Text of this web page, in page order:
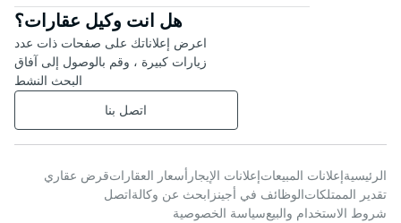
هل انت وكيل عقارات؟
اعرض إعلاناتك على صفحات ذات عدد
زيارات كبيرة ، وقم بالوصول إلى آفاق
البحث النشط
اتصل بنا
الرئيسيةإعلانات المبيعاتإعلانات الإيجار أسعار العقاراتقرض عقاري
تقدير الممتلكاتالوظائف في أجينز ابحث عن وكالةاتصل
شروط الاستخدام والبيعسياسة الخصوصية